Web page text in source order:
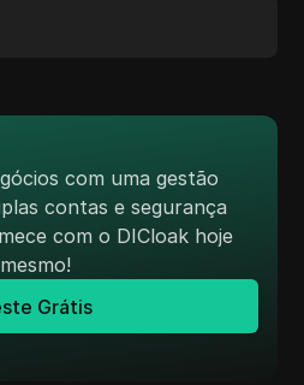
com uma gestão
contas e segurança
com o DICloak hoje
mesmo!
Grátis